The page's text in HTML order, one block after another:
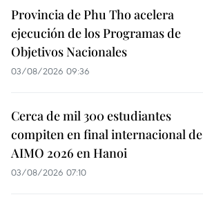
Provincia de Phu Tho acelera
ejecución de los Programas de
Objetivos Nacionales
03/08/2026 09:36
Cerca de mil 300 estudiantes
compiten en final internacional de
AIMO 2026 en Hanoi
03/08/2026 07:10